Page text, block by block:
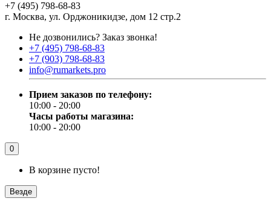
+7 (495) 798-68-83
г. Москва, ул. Орджоникидзе, дом 12 стр.2
Не дозвонились? Заказ звонка!
+7 (495) 798-68-83
+7 (903) 798-68-83
info@rumarkets.pro
Прием заказов по телефону:
10:00 - 20:00
Часы работы магазина:
10:00 - 20:00
0
В корзине пусто!
Везде